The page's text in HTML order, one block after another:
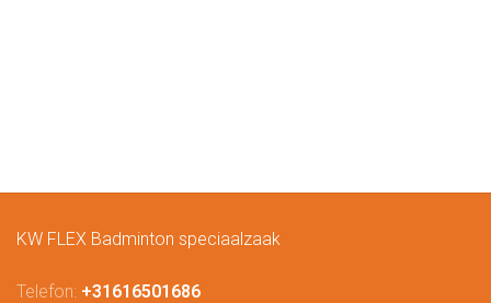
KW FLEX Badminton speciaalzaak
Telefon: +31616501686